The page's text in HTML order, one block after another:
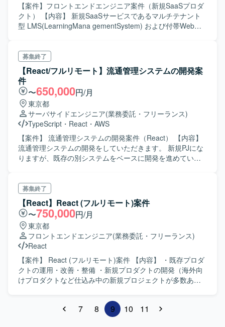
【案件】フロントエンドエンジニア案件（新規SaaSプロダ
クト） 【内容】 新規SaaSサービスであるマルチテナント
型 LMS(LearningMana gementSystem) および付帯Webア
ックエンドエンジニアと協力しながら、課題を自ら発見
し、プロダクト改善を行っていただきます。 ・アーキテク
チャは React / TypeScript + Apollo Client (GraphQL) +
Rails + AWS です。主に担当するものは React / TypeScript
+ Apollo Client (GraphQL) です。 【勤務地】フルリモート
【期間】即日～、6月～ 【時間】 フレックス（9:30-18:00
あたりに活動している方が多いです） 【必須スキル】 ・
React を用いた中規模以上の保守、運用を含めたフロント
エンド開発経験 (3年以上) ・TypeScript を用いた開発経験(3
年以上) ・曖昧な課題を自ら情報を集めて要件に落とし込
み、実装・リリースまで行 った経験がある方 ・開発メンバ
く開発の経験(他の言語でも可) 【尚可スキル】 ・リクエス
ト、レスポンス、認証、DB などの WEB アプリケーション
に対 する基礎的な知識と理解 ・Apollo Client / GraphQL を
用いたシステム開発の経験 ・保守・運用を考慮した UI コン
ポーネント実装の経験 ・定性・定量のデータからプロダク
トを分析して改善に導く経験
募集終了
【React/フルリモート】流通管理システムの開発案
件
〜650,000円/月
東京都
サーバサイドエンジニア(業務委託・フリーランス)
TypeScript ・ React ・ AWS
【案件】 流通管理システムの開発案件（React） 【内容】
流通管理システムの開発をしていただきます。 新規PJにな
りますが、既存の別システムをベースに開発を進めていく
ります。 チーム体制はPM1名、PM補佐1名、ディレクター
1名、フロント3名、バックエンド3名の体制となります。
【必須スキル】 ・WEBアプリケーション開発経験 4年以
上 ・Typescript+Reactでの開発経験 直近2年 【尚可スキ
ル】 ・AWS環境下での開発経験 ・GraphQLの知見
募集終了
【React】React (フルリモート)案件
〜750,000円/月
東京都
フロントエンドエンジニア(業務委託・フリーランス)
React
【案件】 React (フルリモート)案件 【内容】 ・既存プロダ
クトの運用・改善・整備 ・新規プロダクトの開発（海外向
けプロダクトなど仕込み中の新規プロジェクトが多数あり
上に向けた機能実装 ・リリース後のフロントエンド仕様や
システム仕様に関する問い合わせ・システム障害への対応
【勤務地】フルリモート 【時間】10：00～19：00※フルフ
7 8 9 10 11